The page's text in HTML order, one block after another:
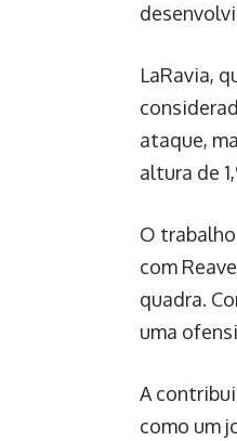
LaRavia,
ataque,
altura de
O
com
quadra.
uma
A
como um